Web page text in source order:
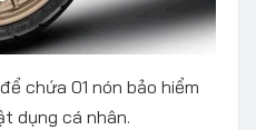
chứa 01 nón bảo hiểm
dụng cá nhân.